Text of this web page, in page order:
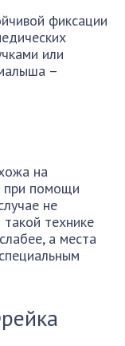
фиксации
или
–
на
при помощи
не
технике
а места